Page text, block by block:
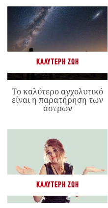
ΚΑΛΎΤΕΡΗ ΖΩΉ
Το καλύτερο αγχολυτικό
είναι η παρατήρηση των
άστρων
ΚΑΛΎΤΕΡΗ ΖΩΉ